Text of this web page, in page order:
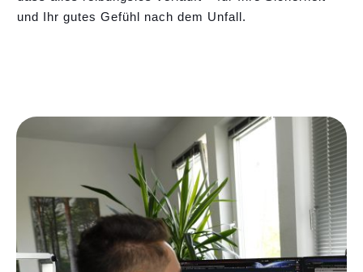
und Ihr gutes Gefühl nach dem Unfall.